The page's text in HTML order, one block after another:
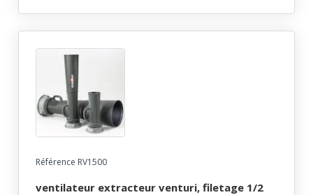
Référence RV1500
ventilateur extracteur venturi, filetage 1/2